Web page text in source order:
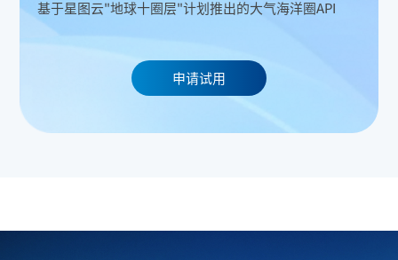
基于星图云"地球十圈层"计划推出的大气海洋圈API
申请试用